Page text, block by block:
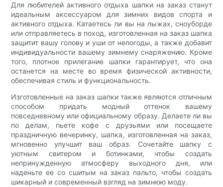
Для любителей активного отдыха шапки на заказ станут
идеальным аксессуаром для зимних видов спорта и
активного отдыха. Катаетесь ли вы на лыжах, сноуборде
или отправляетесь в поход, изготовленная на заказ шапка
защитит вашу голову и уши от непогоды, а также добавит
индивидуальности вашему зимнему снаряжению. Кроме
того, плотное прилегание шапки гарантирует, что она
останется на месте во время физической активности,
обеспечивая стиль и функциональность.
Изготовленные на заказ шапки также являются отличным
способом придать модный оттенок вашему
повседневному или официальному образу. Делаете ли вы
по делам, пьете кофе с друзьями или посещаете
праздничную вечеринку, шапка, изготовленная на заказ,
мгновенно улучшит ваш образ. Сочетайте шапку с
уютным свитером и ботинками, чтобы создать
непринужденную атмосферу выходного дня, или
наденьте ее со сшитым на заказ пальто, чтобы создать
шикарный и современный взгляд на зимнюю моду.